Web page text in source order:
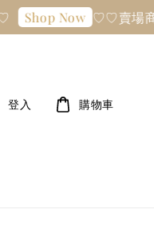
Shop Now ♡♡賣場商品
登入 購物車